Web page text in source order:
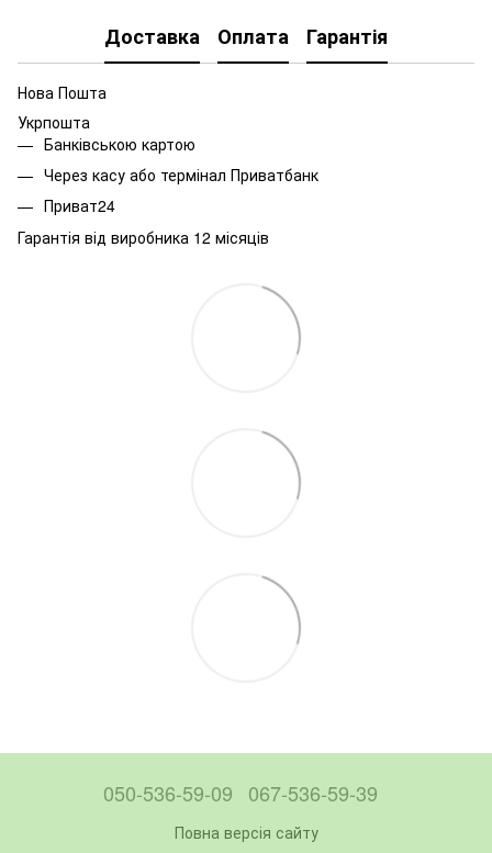
Доставка Оплата Гарантія
Нова Пошта
Укрпошта
Банківською картою
Через касу або термінал Приватбанк
Приват24
Гарантія від виробника 12 місяців
050-536-59-09 067-536-59-39
Повна версія сайту